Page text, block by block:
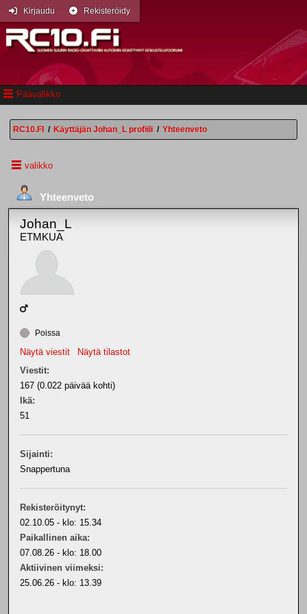
Päävalikko
Kirjaudu Rekisteröidy
RC10.FI / Käyttäjän Johan_L profiili / Yhteenveto
valikko
Yhteenveto
Johan_L
ETMKUA
Poissa
Näytä viestit
Näytä tilastot
Viestit:
167 (0.022 päivää kohti)
Ikä:
51
Sijainti:
Snappertuna
Rekisteröitynyt:
02.10.05 - klo: 15.34
Paikallinen aika:
07.08.26 - klo: 18.00
Aktiivinen viimeksi:
25.06.26 - klo: 13.39